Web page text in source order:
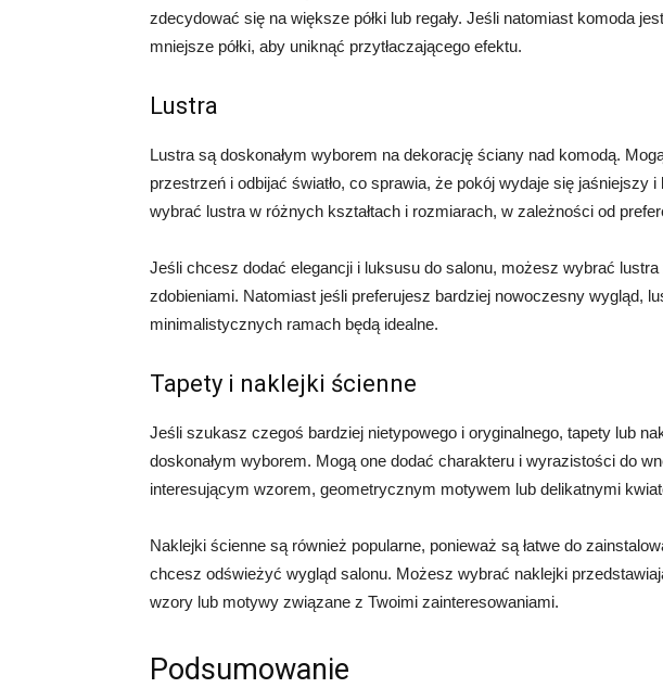
zdecydować się na większe półki lub regały. Jeśli natomiast komoda
mniejsze półki, aby uniknąć przytłaczającego efektu.
Lustra
Lustra są doskonałym wyborem na dekorację ściany nad komodą.
przestrzeń i odbijać światło, co sprawia, że pokój wydaje się jaśniejszy
wybrać lustra w różnych kształtach i rozmiarach, w zależności od
Jeśli chcesz dodać elegancji i luksusu do salonu, możesz wybrać
zdobieniami. Natomiast jeśli preferujesz bardziej nowoczesny wygląd,
minimalistycznych ramach będą idealne.
Tapety i naklejki ścienne
Jeśli szukasz czegoś bardziej nietypowego i oryginalnego, tapety lub
doskonałym wyborem. Mogą one dodać charakteru i wyrazistości do
interesującym wzorem, geometrycznym motywem lub delikatnymi
Naklejki ścienne są również popularne, ponieważ są łatwe do
chcesz odświeżyć wygląd salonu. Możesz wybrać naklejki
wzory lub motywy związane z Twoimi zainteresowaniami.
Podsumowanie